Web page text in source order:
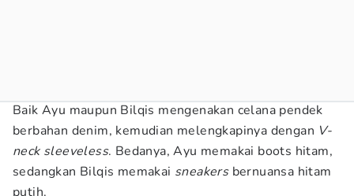
Baik Ayu maupun Bilqis mengenakan celana pendek
berbahan denim, kemudian melengkapinya dengan V-
neck sleeveless. Bedanya, Ayu memakai boots hitam,
sedangkan Bilqis memakai sneakersbernuansa hitam
putih.